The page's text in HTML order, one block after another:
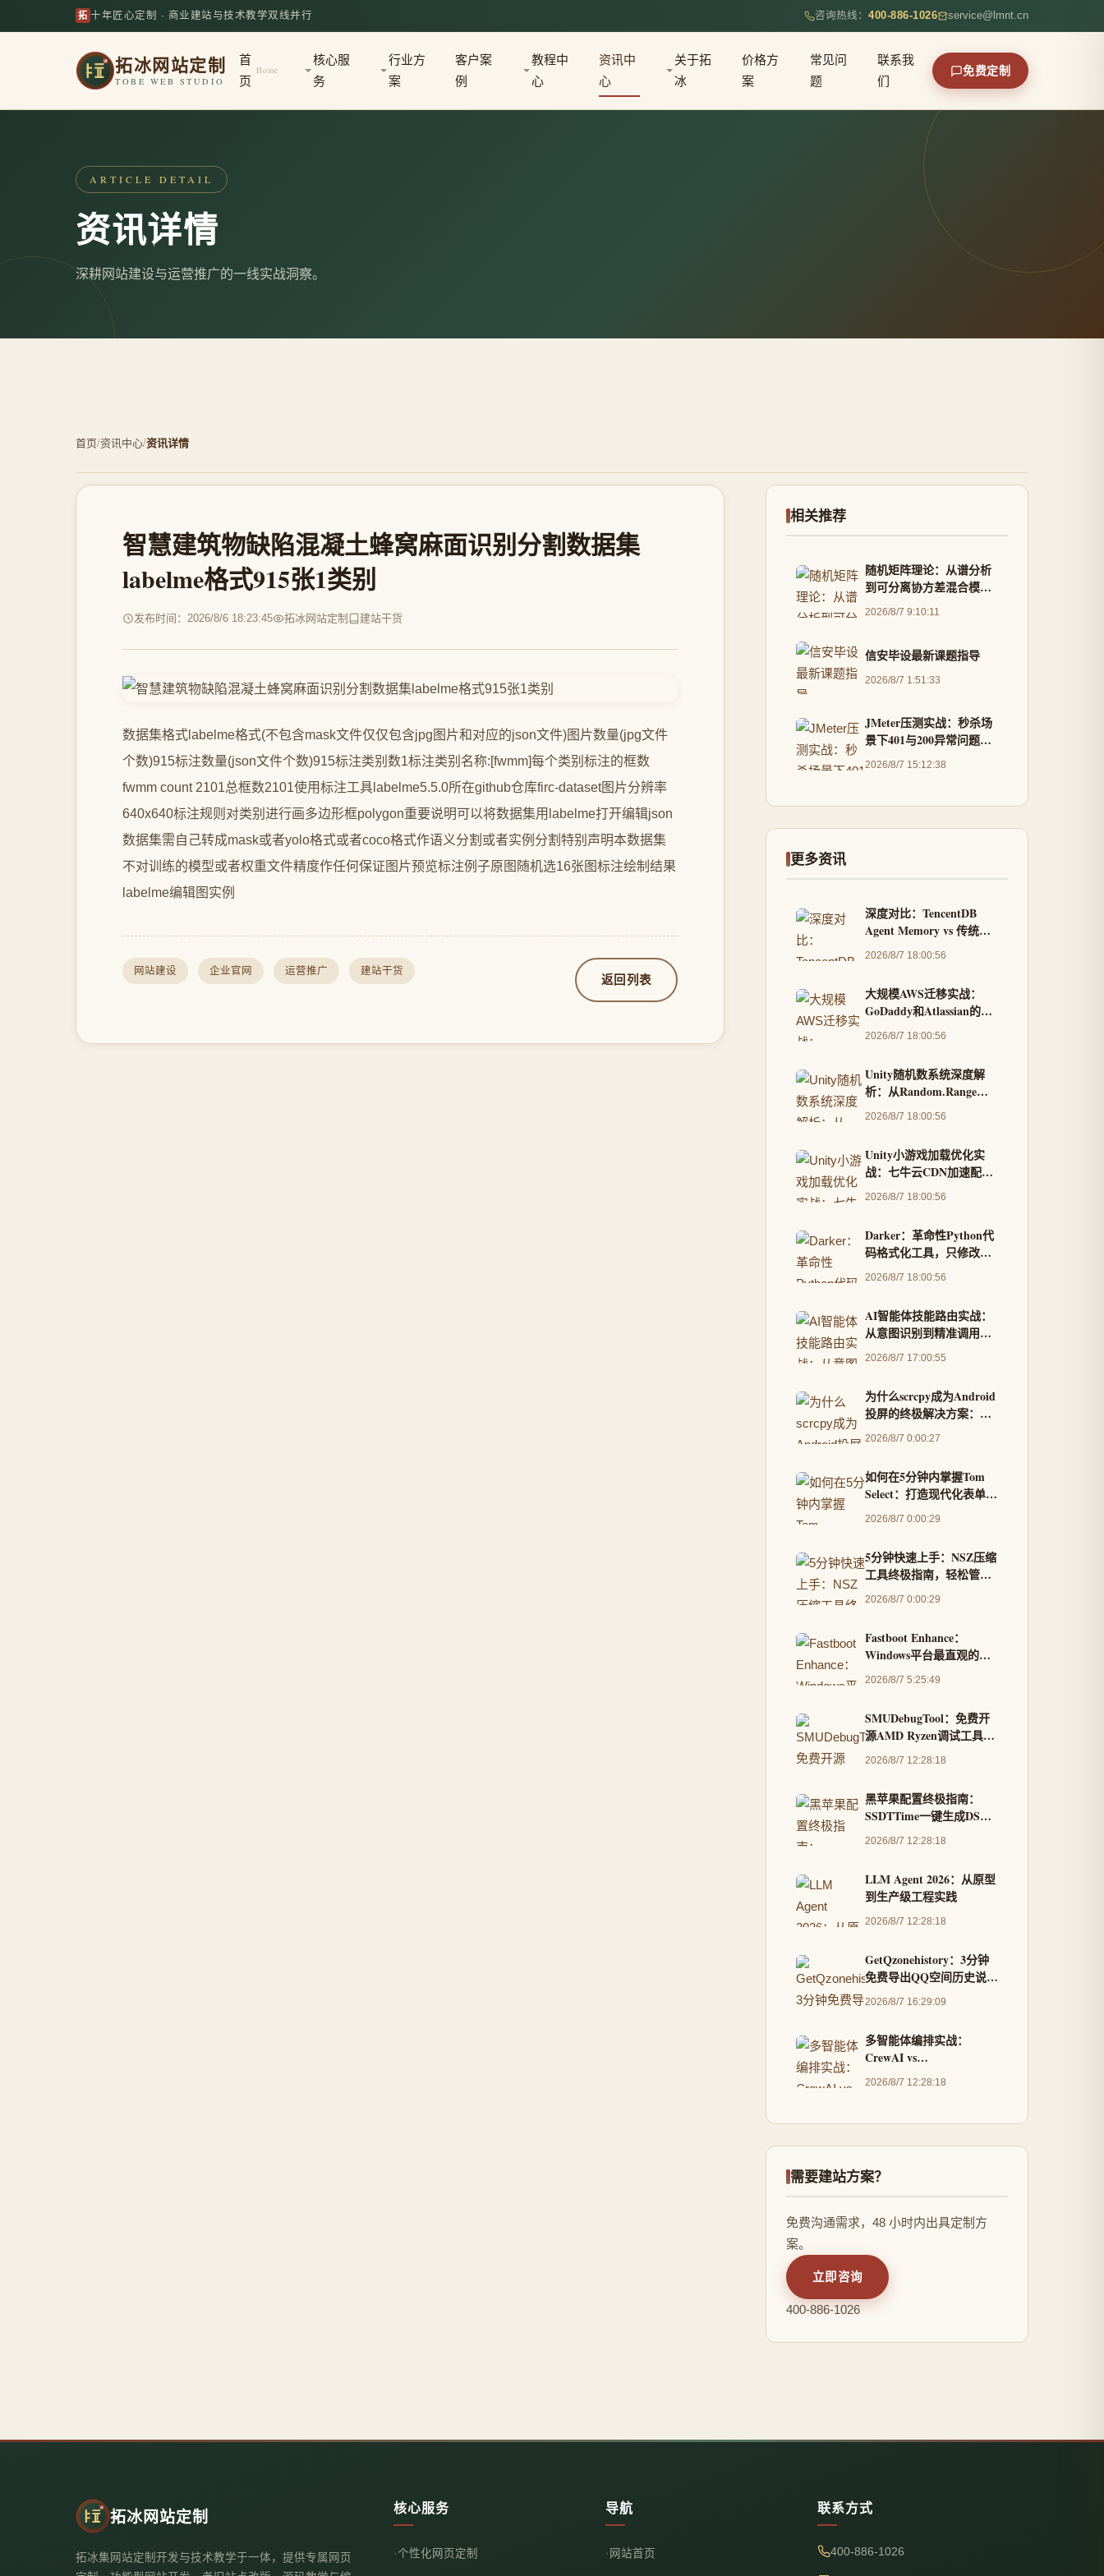
拓 十年匠心定制 · 商业建站与技术教学双线并行 咨询热线： 400-886-1026 service@lmnt.cn
拓冰网站定制
TOBE WEB STUDIO
首
页
Home
核心服
务
行业方
案
客户案
例
教程中
心
资讯中
心
关于拓
冰
价格方
案
常见问
题
联系我
们
免费定制
ARTICLE DETAIL
资讯详情
深耕网站建设与运营推广的一线实战洞察。
首页/资讯中心/资讯详情
智慧建筑物缺陷混凝土蜂窝麻面识别分割数据集
labelme格式915张1类别
发布时间：2026/8/6 18:23:45 拓冰网站定制 建站干货
数据集格式labelme格式(不包含mask文件仅仅包含jpg图片和对应的json文件)图片数量(jpg文件
个数)915标注数量(json文件个数)915标注类别数1标注类别名称:[fwmm]每个类别标注的框数
fwmm count 2101总框数2101使用标注工具labelme5.5.0所在github仓库firc-dataset图片分辨率
640x640标注规则对类别进行画多边形框polygon重要说明可以将数据集用labelme打开编辑json
数据集需自己转成mask或者yolo格式或者coco格式作语义分割或者实例分割特别声明本数据集
不对训练的模型或者权重文件精度作任何保证图片预览标注例子原图随机选16张图标注绘制结果
labelme编辑图实例
网站建设 企业官网 运营推广 建站干货
返回列表
相关推荐
随机矩阵理论：从谱分析
到可分离协方差混合模型
的高维数据实战
2026/8/7 9:10:11
信安毕设最新课题指导
2026/8/7 1:51:33
JMeter压测实战：秒杀场
景下401与200异常问题的
深度排查与优化
2026/8/7 15:12:38
更多资讯
深度对比：TencentDB
Agent Memory vs 传统向
量数据库，谁才是AI记忆
2026/8/7 18:00:56
大规模AWS迁移实战：
GoDaddy和Atlassian的云
转型之路
2026/8/7 18:00:56
Unity随机数系统深度解
析：从Random.Range到
确定性模拟与高性能随机
2026/8/7 18:00:56
Unity小游戏加载优化实
战：七牛云CDN加速配置
全流程
2026/8/7 18:00:56
Darker：革命性Python代
码格式化工具，只修改Git
变更区域的终极指南
2026/8/7 18:00:56
AI智能体技能路由实战：
从意图识别到精准调用的
300+技能调度方案
2026/8/7 17:00:55
为什么scrcpy成为Android
投屏的终极解决方案：完
整实战指南
2026/8/7 0:00:27
如何在5分钟内掌握Tom
Select：打造现代化表单选
择器的终极指南
2026/8/7 0:00:29
5分钟快速上手：NSZ压缩
工具终极指南，轻松管理
Switch游戏文件
2026/8/7 0:00:29
Fastboot Enhance：
Windows平台最直观的
Android刷机工具箱，告
2026/8/7 5:25:49
SMUDebugTool：免费开
源AMD Ryzen调试工具，
让你成为硬件掌控专家
2026/8/7 12:28:18
黑苹果配置终极指南：
SSDTTime一键生成DSDT
补丁的完整教程
2026/8/7 12:28:18
LLM Agent 2026：从原型
到生产级工程实践
2026/8/7 12:28:18
GetQzonehistory：3分钟
免费导出QQ空间历史说说
的完整解决方案
2026/8/7 16:29:09
多智能体编排实战：
CrewAI vs
AutoGen（2026版）
2026/8/7 12:28:18
需要建站方案？
免费沟通需求，48 小时内出具定制方
案。
立即咨询
400-886-1026
拓冰网站定制
拓冰集网站定制开发与技术教学于一体，提供专属网页
核心服务
个性化网页定制
导航
网站首页
联系方式
400-886-1026